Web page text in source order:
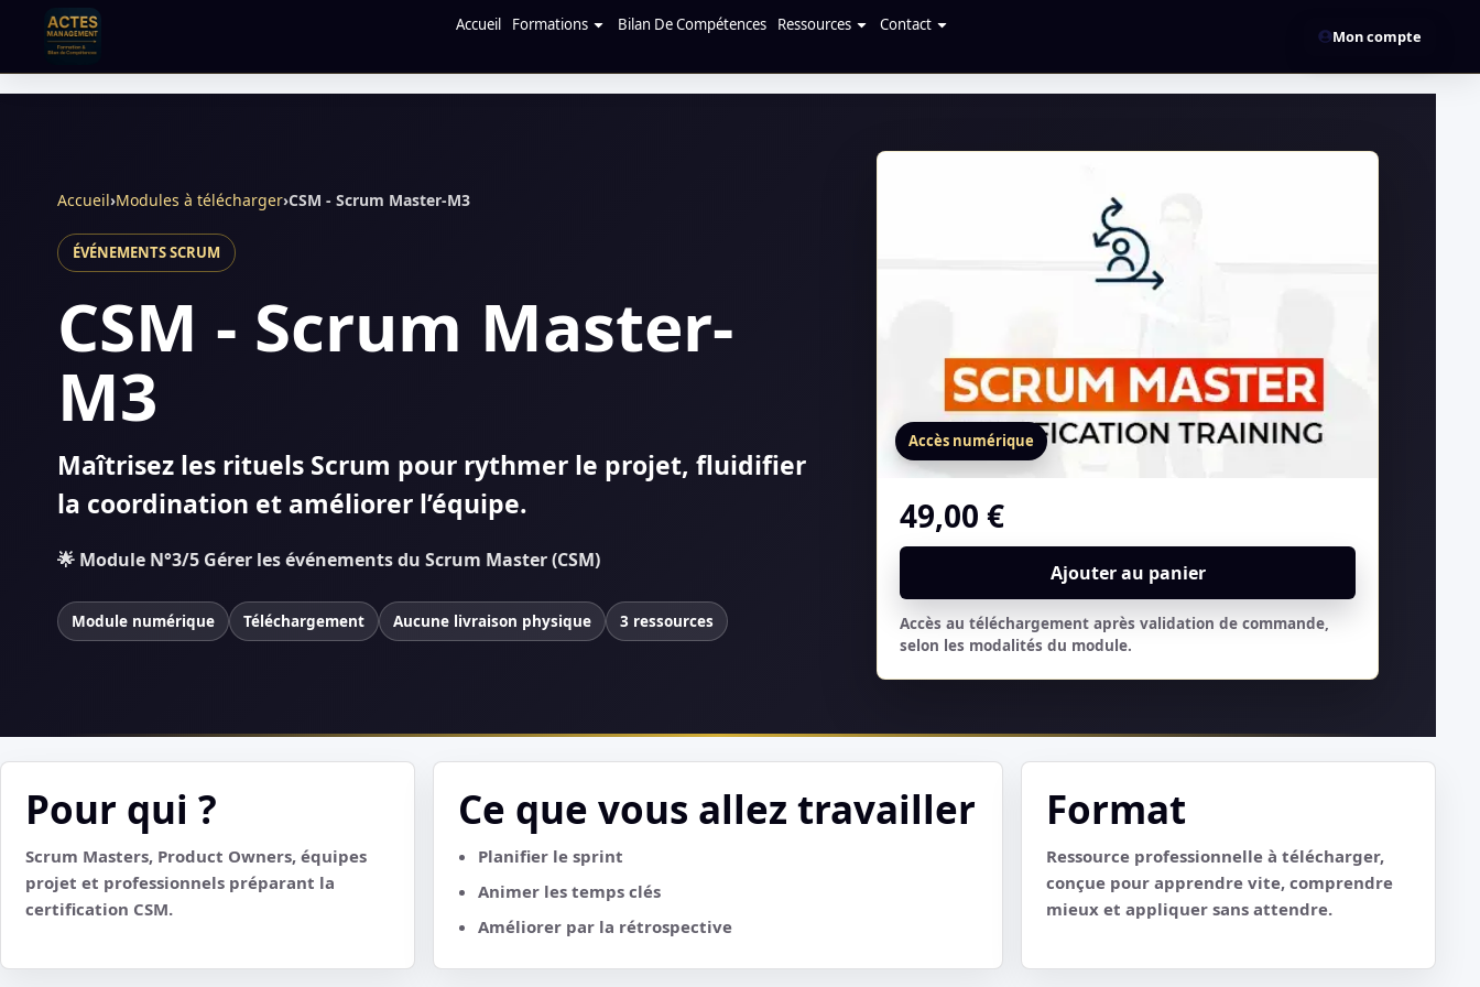
Accueil Formations Bilan De Compétences Ressources Contact
Mon compte
Accueil›Modules à télécharger›CSM - Scrum Master-M3
ÉVÉNEMENTS SCRUM
CSM - Scrum Master-
M3
Maîtrisez les rituels Scrum pour rythmer le projet, fluidifier
la coordination et améliorer l’équipe.
🌟 Module N°3/5 Gérer les événements du Scrum Master (CSM)
Module numérique Téléchargement Aucune livraison physique 3 ressources
Accès numérique
49,00€
Ajouter au panier
Accès au téléchargement après validation de commande,
selon les modalités du module.
Pour qui ?
Scrum Masters, Product Owners, équipes
projet et professionnels préparant la
certification CSM.
Ce que vous allez travailler
Planifier le sprint
Animer les temps clés
Améliorer par la rétrospective
Format
Ressource professionnelle à télécharger,
conçue pour apprendre vite, comprendre
mieux et appliquer sans attendre.